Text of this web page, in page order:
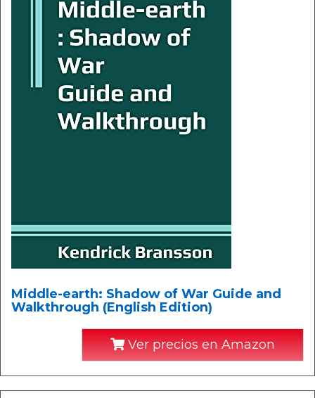
Middle-earth: Shadow of War Guide and
Walkthrough (English Edition)
Ver precios en Amazon